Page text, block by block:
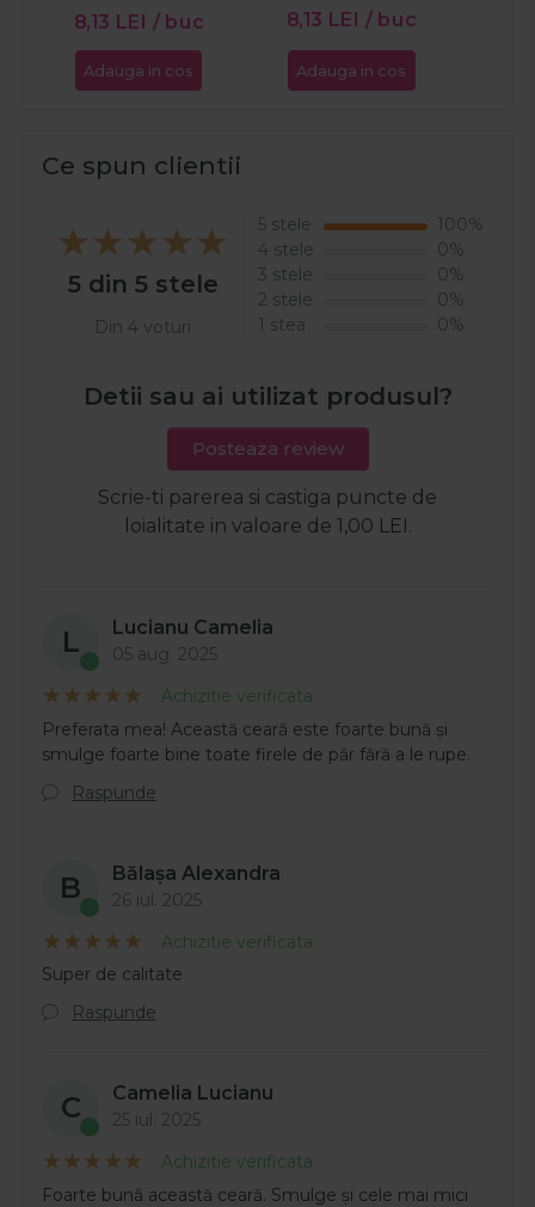
8,13 LEI / buc
Adauga in cos
8,13 LEI / buc
Adauga in cos
Ce spun clientii
5 din 5 stele
Din 4 voturi
5 stele
100%
4 stele
0%
3 stele
0%
2 stele
0%
1 stea
0%
Detii sau ai utilizat produsul?
Posteaza review
Scrie-ti parerea si castiga puncte de
loialitate in valoare de 1,00 LEI.
L Lucianu Camelia
05 aug. 2025
Achizitie verificata
Preferata mea! Această ceară este foarte bună și
smulge foarte bine toate firele de păr fără a le rupe.
Raspunde
B Bălașa Alexandra
26 iul. 2025
Achizitie verificata
Super de calitate
Raspunde
C Camelia Lucianu
25 iul. 2025
Achizitie verificata
Foarte bună această ceară. Smulge și cele mai mici